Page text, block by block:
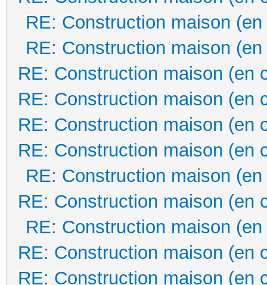
RE: Construction maison
RE: Construction maison
RE: Construction maison (en
RE: Construction maison (en
RE: Construction maison (en
RE: Construction maison (en
RE: Construction maison
RE: Construction maison (en
RE: Construction maison
RE: Construction maison (en
RE: Construction maison (en